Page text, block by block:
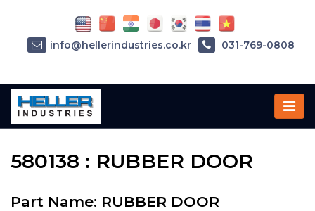
Home»Parts»580138
580138 : RUBBER DOOR
Part Name: RUBBER DOOR
info@hellerindustries.co.kr 031-769-0808